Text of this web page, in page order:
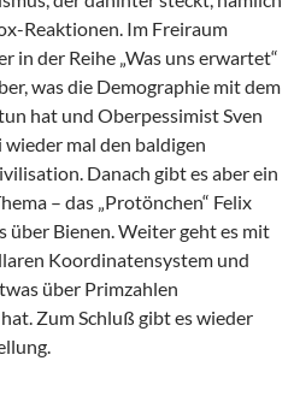
Reaktionen. Im Freiraum
in der Reihe „Was uns erwartet“
was die Demographie mit dem
hat und Oberpessimist Sven
mal den baldigen
Danach gibt es aber ein
– das „Protönchen“ Felix
über Bienen. Weiter geht es mit
Koordinatensystem und
über Primzahlen
Zum Schluß gibt es wieder